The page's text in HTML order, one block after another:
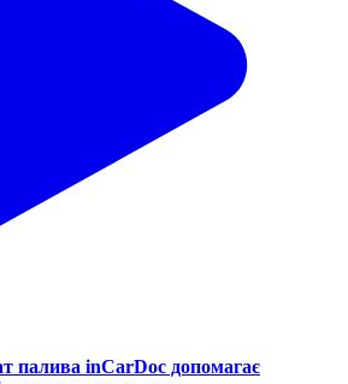
палива inCarDoc допомагає